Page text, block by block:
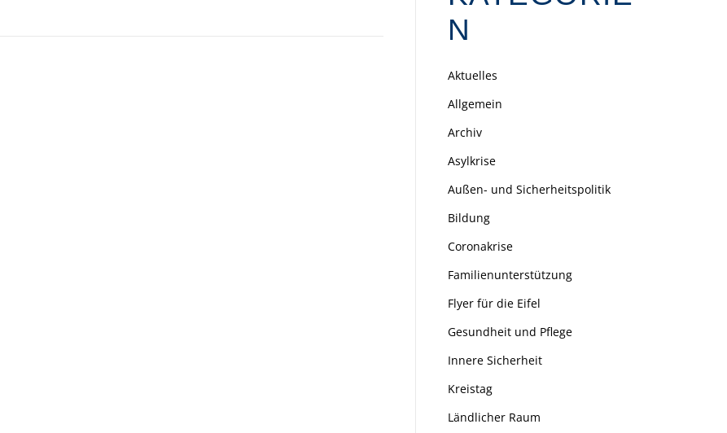
N
Aktuelles
Allgemein
Archiv
Asylkrise
Außen- und Sicherheitspolitik
Bildung
Coronakrise
Familienunterstützung
Flyer für die Eifel
Gesundheit und Pflege
Innere Sicherheit
Kreistag
Ländlicher Raum